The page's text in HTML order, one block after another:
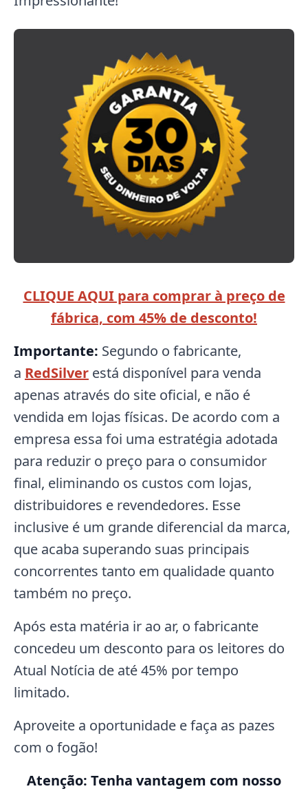
CLIQUE AQUI para comprar à preço de
fábrica, com 45% de desconto!
Importante: Segundo o fabricante,
a RedSilver está disponível para venda
apenas através do site oficial, e não é
vendida em lojas físicas. De acordo com a
empresa essa foi uma estratégia adotada
para reduzir o preço para o consumidor
final, eliminando os custos com lojas,
distribuidores e revendedores. Esse
inclusive é um grande diferencial da marca,
que acaba superando suas principais
concorrentes tanto em qualidade quanto
também no preço.
Após esta matéria ir ao ar, o fabricante
concedeu um desconto para os leitores do
Atual Notícia de até 45% por tempo
limitado.
Aproveite a oportunidade e faça as pazes
com o fogão!
Atenção: Tenha vantagem com nosso